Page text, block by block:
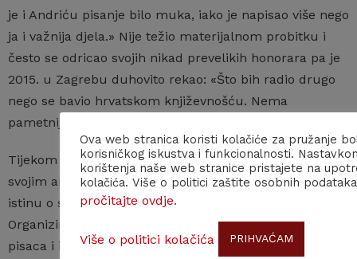
je i Andriću pisanje bilo muka, iako je napisao više nego
ja i važnija djela.» Nije težio materijalnom probitku i
često se odricao svojih nikad prevelikih honorara pa je
2015. u Zagrebu duhovito rekao: «Što bih radio drugo
nego se bavio hrvatskom književnošću. Nema
pametnijeg ni lukrativnijeg posla na svijetu.»
Tijekom Domovinskog rata Karpatský je u Češkoj
svojim angažmanom kao intelektualac i humanist širio
istinu o stradanju Hrvatske i BiH u srpskoj agresiji.
Organizirao je brojne kulturne manifestacije hrvatskih
pisaca i intelektualaca u Pragu, poput prve hrvatske
Ova web stranica koristi kolačiće za pružanje
korisničkog iskustva i funkcionalnosti.
korištenja naše web stranice pristajete na
kolačića. Više o politici zaštite osobnih podataka
pročitajte ovdje.
Više o politici kolačića PRIHVAĆAM